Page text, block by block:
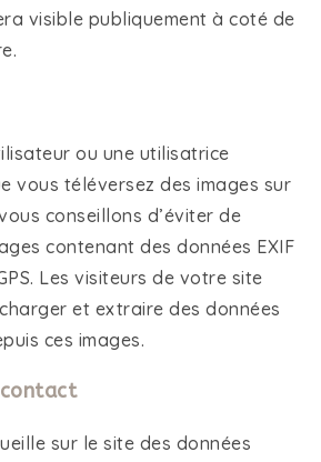
visible publiquement à coté de
ou une utilisatrice
vous téléversez des images sur
conseillons d’éviter de
contenant des données EXIF
Les visiteurs de votre site
et extraire des données
ces images.
sur le site des données